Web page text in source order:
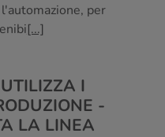
per
[...]
I
-
LA LINEA